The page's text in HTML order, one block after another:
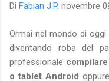
Di Fabian J.P. novembre
Ormai nel mondo di
diventando roba del
professionale
o tablet Android